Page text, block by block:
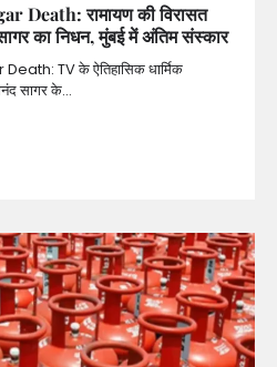
Death: रामायण की विरासत
का निधन, मुंबई में अंतिम संस्कार
TV के ऐतिहासिक धार्मिक
सागर के…